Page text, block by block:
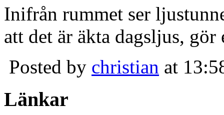
Inifrån rummet ser
att det är äkta dagsljus,
Posted by christian at
Länkar